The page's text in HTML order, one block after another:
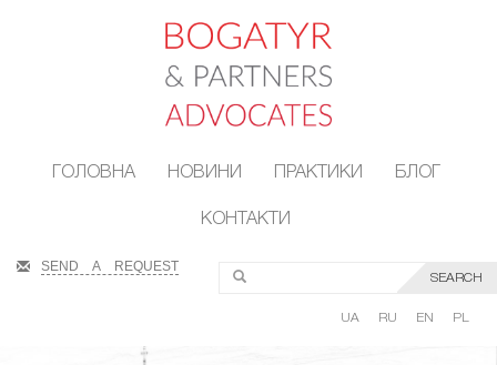
ГОЛОВНА НОВИНИ ПРАКТИКИ БЛОГ
КОНТАКТИ
SEND A REQUEST
SEARCH
UA RU EN PL